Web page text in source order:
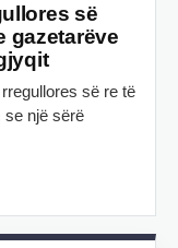
së
gazetarëve
së re të
se një sërë